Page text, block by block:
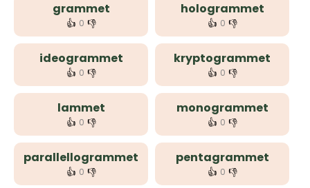
grammet
👍 0 👎
hologrammet
👍 0 👎
ideogrammet
👍 0 👎
kryptogrammet
👍 0 👎
lammet
👍 0 👎
monogrammet
👍 0 👎
parallellogrammet
👍 0 👎
pentagrammet
👍 0 👎